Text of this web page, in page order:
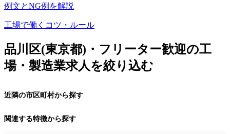
例文とNG例を解説
工場で働くコツ・ルール
品川区(東京都)・フリーター歓迎の工
場・製造業求人を絞り込む
近隣の市区町村から探す
関連する特徴から探す